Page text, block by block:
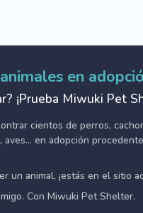
en
¡Prueba Miwuki Pet
cientos de perros,
en adopción
un animal, ¡estás en el sitio
Con Miwuki Pet Shelter.